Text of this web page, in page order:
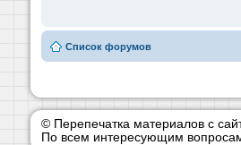
Список форумов
© Перепечатка материалов с
По всем интересующим